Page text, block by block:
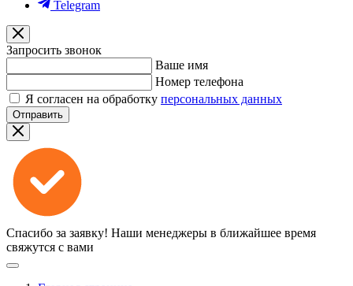
Telegram
Запросить звонок
Ваше имя
Номер телефона
Я согласен на обработку персональных данных
Отправить
Спасибо за заявку! Наши менеджеры в ближайшее время
свяжутся с вами